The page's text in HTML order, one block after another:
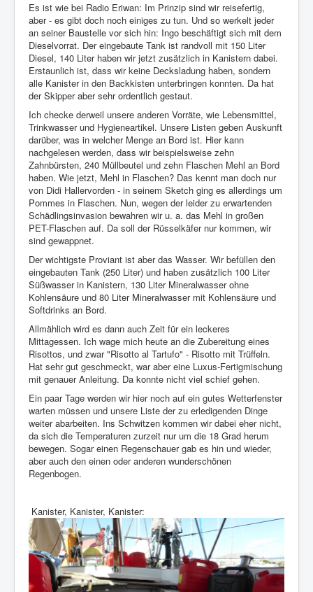
Impressum
Datenschutz
Es ist wie bei Radio Eriwan: Im Prinzip sind wir reisefertig,
aber - es gibt doch noch einiges zu tun. Und so werkelt jeder
an seiner Baustelle vor sich hin: Ingo beschäftigt sich mit dem
Dieselvorrat. Der eingebaute Tank ist randvoll mit 150 Liter
Diesel, 140 Liter haben wir jetzt zusätzlich in Kanistern dabei.
Erstaunlich ist, dass wir keine Decksladung haben, sondern
alle Kanister in den Backkisten unterbringen konnten. Da hat
der Skipper aber sehr ordentlich gestaut.
Ich checke derweil unsere anderen Vorräte, wie Lebensmittel,
Trinkwasser und Hygieneartikel. Unsere Listen geben Auskunft
darüber, was in welcher Menge an Bord ist. Hier kann
nachgelesen werden, dass wir beispielsweise zehn
Zahnbürsten, 240 Müllbeutel und zehn Flaschen Mehl an Bord
haben. Wie jetzt, Mehl in Flaschen? Das kennt man doch nur
von Didi Hallervorden - in seinem Sketch ging es allerdings um
Pommes in Flaschen. Nun, wegen der leider zu erwartenden
Schädlingsinvasion bewahren wir u. a. das Mehl in großen
PET-Flaschen auf. Da soll der Rüsselkäfer nur kommen, wir
sind gewappnet.
Der wichtigste Proviant ist aber das Wasser. Wir befüllen den
eingebauten Tank (250 Liter) und haben zusätzlich 100 Liter
Süßwasser in Kanistern, 130 Liter Mineralwasser ohne
Kohlensäure und 80 Liter Mineralwasser mit Kohlensäure und
Softdrinks an Bord.
Allmählich wird es dann auch Zeit für ein leckeres
Mittagessen. Ich wage mich heute an die Zubereitung eines
Risottos, und zwar "Risotto al Tartufo" - Risotto mit Trüffeln.
Hat sehr gut geschmeckt, war aber eine Luxus-Fertigmischung
mit genauer Anleitung. Da konnte nicht viel schief gehen.
Ein paar Tage werden wir hier noch auf ein gutes Wetterfenster
warten müssen und unsere Liste der zu erledigenden Dinge
weiter abarbeiten. Ins Schwitzen kommen wir dabei eher nicht,
da sich die Temperaturen zurzeit nur um die 18 Grad herum
bewegen. Sogar einen Regenschauer gab es hin und wieder,
aber auch den einen oder anderen wunderschönen
Regenbogen.
Kanister, Kanister, Kanister: